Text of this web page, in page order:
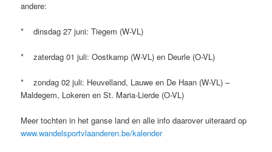
andere:
* dinsdag 27 juni: Tiegem (W-VL)
* zaterdag 01 juli: Oostkamp (W-VL) en Deurle (O-VL)
* zondag 02 juli: Heuvelland, Lauwe en De Haan (W-VL) –
Maldegem, Lokeren en St. Maria-Lierde (O-VL)
Meer tochten in het ganse land en alle info daarover uiteraard op
www.wandelsportvlaanderen.be/kalender